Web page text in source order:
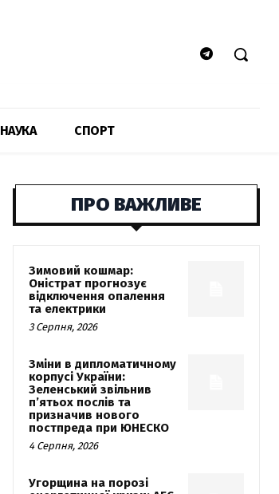
НАУКА СПОРТ
ПРО ВАЖЛИВЕ
Зимовий кошмар:
Оністрат прогнозує
відключення опалення
та електрики
3 Серпня, 2026
Зміни в дипломатичному
корпусі України:
Зеленський звільнив
п’ятьох послів та
призначив нового
постпреда при ЮНЕСКО
4 Серпня, 2026
Угорщина на порозі